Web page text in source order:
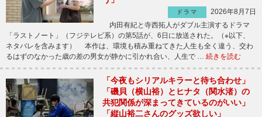
ドラマ
2026年8月7日
内田有紀と寺西拓人がダブル主演するドラマ
「ラストノート」（フジテレビ系）の第5話が、6日に放送された。（※以下、
ネタバレを含みます） 本作は、環境も積み重ねてきた人生も全く違う、交わ
るはずのなかった歳の差の男女が静かに引かれ合い、人生で … 続きを読む
「今夜もシリアルキラーと待ち合わせ」
「磯貝（横山裕）とヒナタ（関水渚）の
共犯関係が深まってきているのがいい」
「縦山裕二さんのグッズ欲しい」